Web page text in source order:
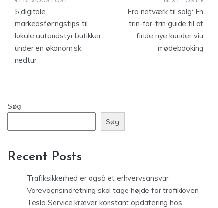
5 digitale
markedsføringstips til
lokale autoudstyr butikker
under en økonomisk
nedtur
Fra netværk til salg: En
trin-for-trin guide til at
finde nye kunder via
mødebooking
Søg
Søg
Recent Posts
Trafiksikkerhed er også et erhvervsansvar
Varevognsindretning skal tage højde for trafikloven
Tesla Service kræver konstant opdatering hos